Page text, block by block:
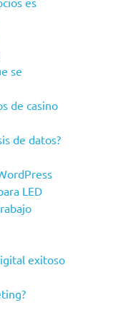
se
de casino
de datos?
LED
exitoso